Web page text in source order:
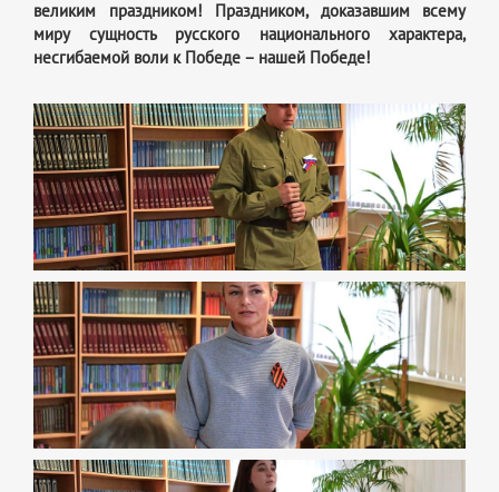
великим праздником! Праздником, доказавшим всему
миру сущность русского национального характера,
несгибаемой воли к Победе – нашей Победе!